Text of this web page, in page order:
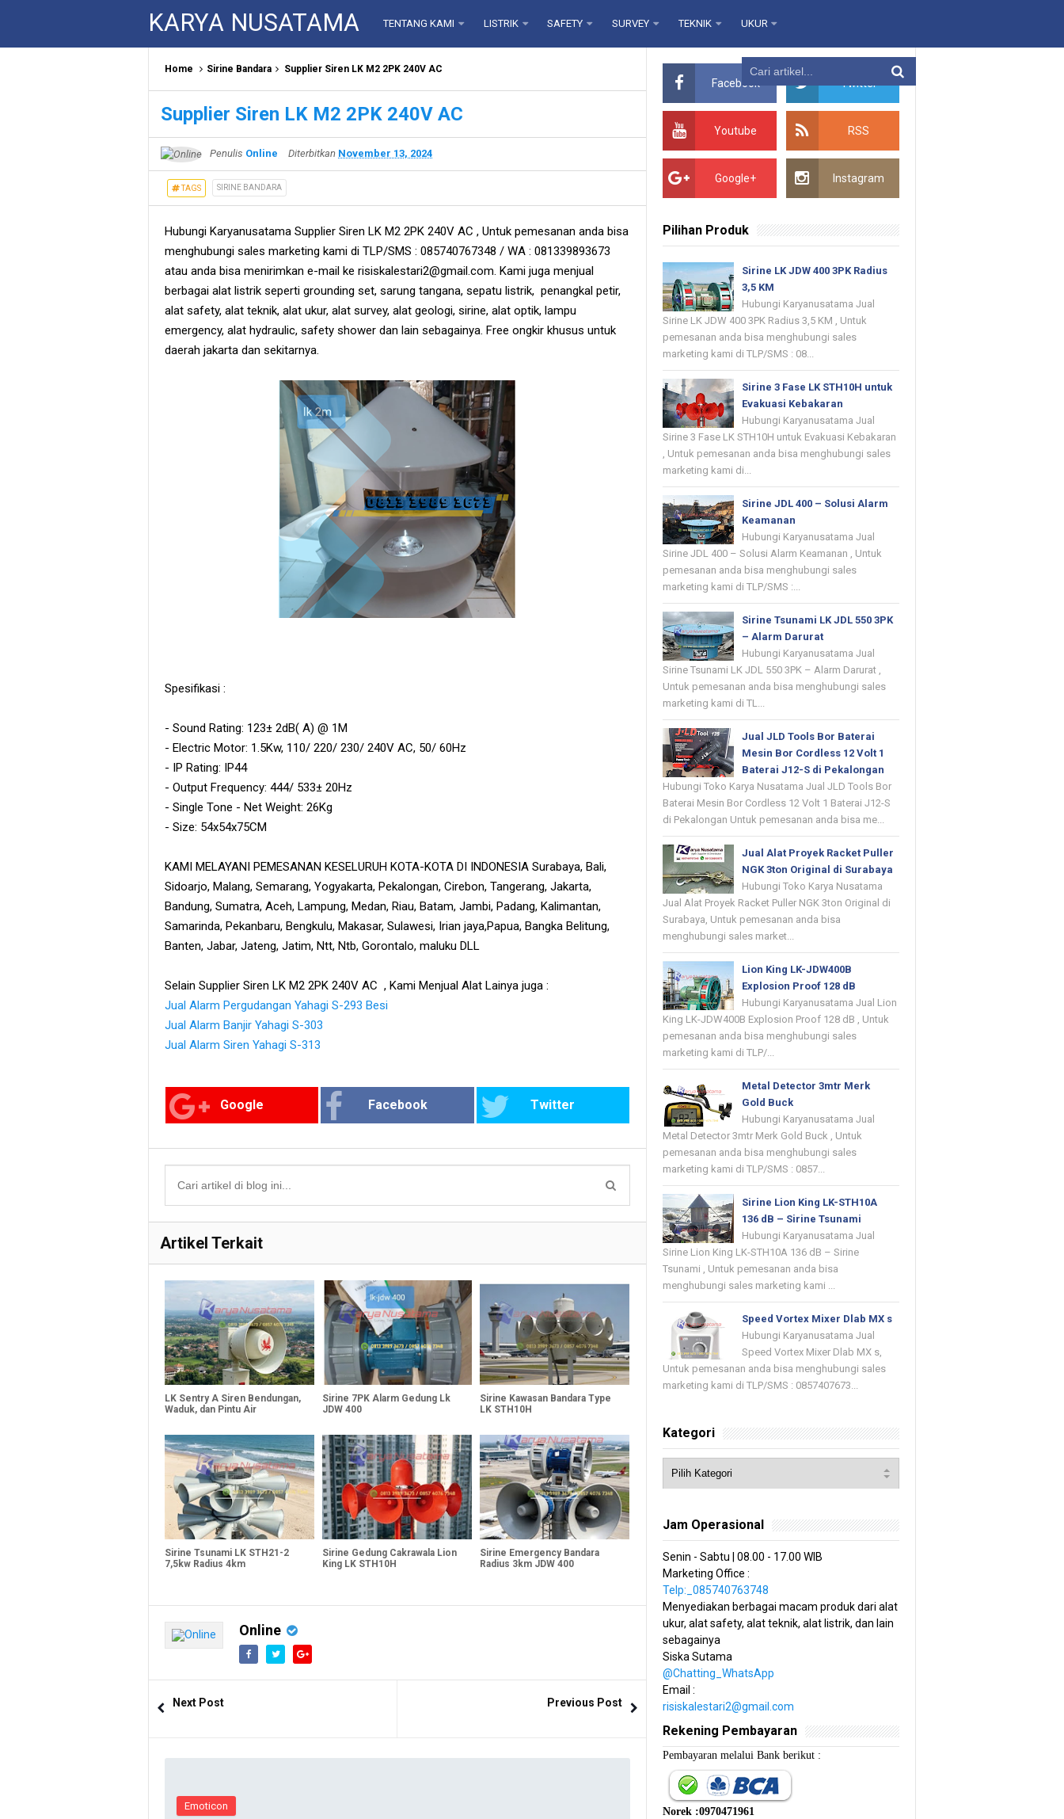
KARYA NUSATAMA TENTANG KAMI LISTRIK SAFETY SURVEY TEKNIK UKUR
Home Sirine Bandara Supplier Siren LK M2 2PK 240V AC
Supplier Siren LK M2 2PK 240V AC
Penulis Online Diterbitkan November 13, 2024
TAGS SIRINE BANDARA
Hubungi Karyanusatama Supplier Siren LK M2 2PK 240V AC , Untuk pemesanan anda bisa
menghubungi sales marketing kami di TLP/SMS : 085740767348 / WA : 081339893673
atau anda bisa menirimkan e-mail ke risiskalestari2@gmail.com. Kami juga menjual
berbagai alat listrik seperti grounding set, sarung tangana, sepatu listrik, penangkal petir,
alat safety, alat teknik, alat ukur, alat survey, alat geologi, sirine, alat optik, lampu
emergency, alat hydraulic, safety shower dan lain sebagainya. Free ongkir khusus untuk
daerah jakarta dan sekitarnya.
Spesifikasi :
- Sound Rating: 123± 2dB( A) @ 1M
- Electric Motor: 1.5Kw, 110/ 220/ 230/ 240V AC, 50/ 60Hz
- IP Rating: IP44
- Output Frequency: 444/ 533± 20Hz
- Single Tone - Net Weight: 26Kg
- Size: 54x54x75CM
KAMI MELAYANI PEMESANAN KESELURUH KOTA-KOTA DI INDONESIA Surabaya, Bali,
Sidoarjo, Malang, Semarang, Yogyakarta, Pekalongan, Cirebon, Tangerang, Jakarta,
Bandung, Sumatra, Aceh, Lampung, Medan, Riau, Batam, Jambi, Padang, Kalimantan,
Samarinda, Pekanbaru, Bengkulu, Makasar, Sulawesi, Irian jaya,Papua, Bangka Belitung,
Banten, Jabar, Jateng, Jatim, Ntt, Ntb, Gorontalo, maluku DLL
Selain Supplier Siren LK M2 2PK 240V AC , Kami Menjual Alat Lainya juga :
Jual Alarm Pergudangan Yahagi S-293 Besi
Jual Alarm Banjir Yahagi S-303
Jual Alarm Siren Yahagi S-313
Google Facebook Twitter
Artikel Terkait
LK Sentry A Siren Bendungan,
Waduk, dan Pintu Air
Sirine 7PK Alarm Gedung Lk
JDW 400
Sirine Kawasan Bandara Type
LK STH10H
Sirine Tsunami LK STH21-2
7,5kw Radius 4km
Sirine Gedung Cakrawala Lion
King LK STH10H
Sirine Emergency Bandara
Radius 3km JDW 400
Online
Next Post Previous Post
Emoticon
Facebook Twitter
Youtube RSS
Google+ Instagram
Pilihan Produk
Sirine LK JDW 400 3PK Radius
3,5 KM
Hubungi Karyanusatama Jual
Sirine LK JDW 400 3PK Radius 3,5 KM , Untuk
pemesanan anda bisa menghubungi sales
marketing kami di TLP/SMS : 08...
Sirine 3 Fase LK STH10H untuk
Evakuasi Kebakaran
Hubungi Karyanusatama Jual
Sirine 3 Fase LK STH10H untuk Evakuasi Kebakaran
, Untuk pemesanan anda bisa menghubungi sales
marketing kami di...
Sirine JDL 400 – Solusi Alarm
Keamanan
Hubungi Karyanusatama Jual
Sirine JDL 400 – Solusi Alarm Keamanan , Untuk
pemesanan anda bisa menghubungi sales
marketing kami di TLP/SMS :...
Sirine Tsunami LK JDL 550 3PK
– Alarm Darurat
Hubungi Karyanusatama Jual
Sirine Tsunami LK JDL 550 3PK – Alarm Darurat ,
Untuk pemesanan anda bisa menghubungi sales
marketing kami di TL...
Jual JLD Tools Bor Baterai
Mesin Bor Cordless 12 Volt 1
Baterai J12-S di Pekalongan
Hubungi Toko Karya Nusatama Jual JLD Tools Bor
Baterai Mesin Bor Cordless 12 Volt 1 Baterai J12-S
di Pekalongan Untuk pemesanan anda bisa me...
Jual Alat Proyek Racket Puller
NGK 3ton Original di Surabaya
Hubungi Toko Karya Nusatama
Jual Alat Proyek Racket Puller NGK 3ton Original di
Surabaya, Untuk pemesanan anda bisa
menghubungi sales market...
Lion King LK-JDW400B
Explosion Proof 128 dB
Hubungi Karyanusatama Jual Lion
King LK-JDW400B Explosion Proof 128 dB , Untuk
pemesanan anda bisa menghubungi sales
marketing kami di TLP/...
Metal Detector 3mtr Merk
Gold Buck
Hubungi Karyanusatama Jual
Metal Detector 3mtr Merk Gold Buck , Untuk
pemesanan anda bisa menghubungi sales
marketing kami di TLP/SMS : 0857...
Sirine Lion King LK-STH10A
136 dB – Sirine Tsunami
Hubungi Karyanusatama Jual
Sirine Lion King LK-STH10A 136 dB – Sirine
Tsunami , Untuk pemesanan anda bisa
menghubungi sales marketing kami ...
Speed Vortex Mixer Dlab MX s
Hubungi Karyanusatama Jual
Speed Vortex Mixer Dlab MX s,
Untuk pemesanan anda bisa menghubungi sales
marketing kami di TLP/SMS : 0857407673...
Kategori
Jam Operasional
Senin - Sabtu | 08.00 - 17.00 WIB
Marketing Office :
Telp:_085740763748
Menyediakan berbagai macam produk dari alat
ukur, alat safety, alat teknik, alat listrik, dan lain
sebagainya
Siska Sutama
@Chatting_WhatsApp
Email :
risiskalestari2@gmail.com
Rekening Pembayaran
Pembayaran melalui Bank berikut :
Norek :0970471961